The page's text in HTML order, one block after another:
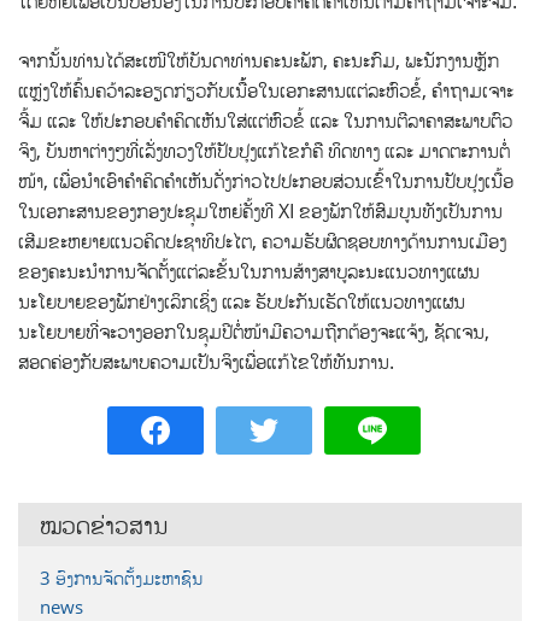
ຈາກນັ້ນທ່ານໄດ້ສະເໜີໃຫ້ບັນດາທ່ານຄະນະພັກ, ຄະນະກົມ, ພະນັກງານຫຼັກ
ແຫຼ່ງໃຫ້ຄົ້ນຄວ້າລະອຽດກ່ຽວກັບເນື້້ອໃນເອກະສານແຕ່ລະຫົວຂໍ້, ຄຳຖາມເຈາະ
ຈີ້ມ ແລະ ໃຫ້ປະກອບຄຳຄິດເຫັນໃສ່ແຕ່ຫົວຂໍ້ ແລະ ໃນການຕີລາຄາສະພາບຕົວ
ຈິງ, ບັນຫາຕ່າງໆທີ່ເລັ່ງທວງໃຫ້ປັບປຸງແກ້ໄຂກໍຄື ທິດທາງ ແລະ ມາດຕະການຕໍ່
ໜ້າ, ເພື່ອນຳເອົາຄຳຄິດຄຳເຫັນດັ່ງກ່າວໄປປະກອບສ່ວນເຂົ້າໃນການປັບປຸງເນື້ອ
ໃນເອກະສານຂອງກອງປະຊຸມໃຫຍ່ຄັ້ງທີ XI ຂອງພັກໃຫ້ສົມບູນທັງເປັນການ
ເສີມຂະຫຍາຍແນວຄິດປະຊາທິປະໄຕ, ຄວາມຮັບຜິດຊອບທາງດ້ານການເມືອງ
ຂອງຄະນະນຳການຈັດຕັ້ງແຕ່ລະຂັ້ນໃນການສ້າງສາບູລະນະແນວທາງແຜນ
ນະໂຍບາຍຂອງພັກຢ່າງເລິກເຊິ່ງ ແລະ ຮັບປະກັນເຮັດໃຫ້ແນວທາງແຜນ
ນະໂຍບາຍທີ່ຈະວາງອອກໃນຊຸມປີຕໍ່ໜ້າມີຄວາມຖືກຕ້ອງຈະແຈ້ງ, ຊັດເຈນ,
ສອດຄ່ອງກັບສະພາບຄວາມເປັນຈິງເພື່ອແກ້ໄຂໃຫ້ທັນການ.
ໝວດຂ່າວສານ
3 ອົງການຈັດຕັ້ງມະຫາຊົນ
news